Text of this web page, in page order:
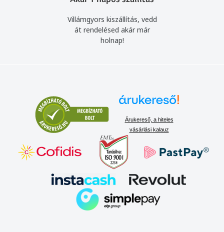
Villámgyors kiszállítás, vedd
át rendelésed akár már
holnap!
Árukereső, a hiteles
vásárlási kalauz